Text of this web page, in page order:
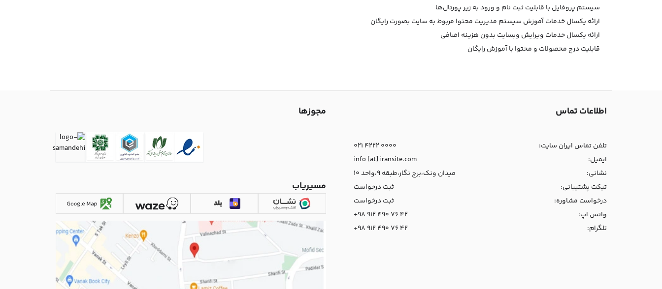
سیستم پروفایل با قابلیت ثبت نام و ورود به زیر پورتال‌ها
ارائه یکسال خدمات آموزش سیستم مدیریت محتوا مربوط به سایت بصورت رایگان
ارائه یکسال خدمات ویرایش وبسایت بدون هزینه اضافی
قابلیت درج محصولات و محتوا با آموزش رایگان
اطلاعات تماس
تلفن تماس ایران سایت:
021 4222 0000
ایمیل:
info [at] iransite.com
نشانی:
میدان ونک،برج نگار،طبقه 9،واحد 10
تیکت پشتیبانی:
ثبت درخواست
درخواست مشاوره:
ثبت درخواست
واتس اپ:
+98 912 490 76 42
تلگرام:
+98 912 490 76 42
مجوزها
مسیریاب